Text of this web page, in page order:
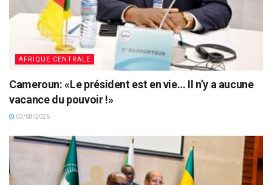
AFRIQUE CENTRALE
Cameroun: «Le président est en vie… Il n’y a aucune
vacance du pouvoir !»
03/08/2026